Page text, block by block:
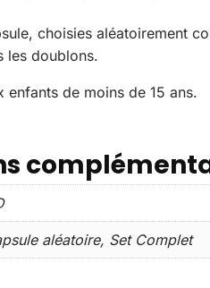
choisies aléatoirement
les doublons.
de moins de 15 ans.
aléatoire, Set Complet